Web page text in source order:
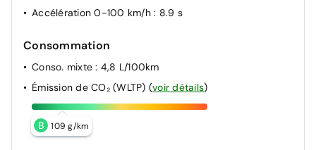
Accélération 0-100 km/h : 8.9 s
Consommation
Conso. mixte: 4,8 L/100km
Émission de CO₂ (WLTP) (voir détails)
B 109 g/km